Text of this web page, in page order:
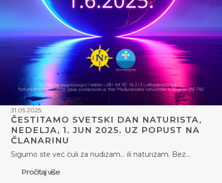
31.05.2025.
ČESTITAMO SVETSKI DAN NATURISTA,
NEDELJA, 1. JUN 2025. UZ POPUST NA
ČLANARINU
Sigurno ste već čuli za nudizam... ili naturizam. Bez…
Pročitaj više